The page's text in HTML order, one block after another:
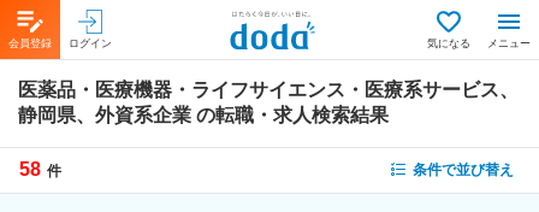
会員登録 ログイン 気になる メニュー
医薬品・医療機器・ライフサイエンス・医療系サービス、
静岡県、外資系企業 の転職・求人検索結果
58 件 条件で並び替え